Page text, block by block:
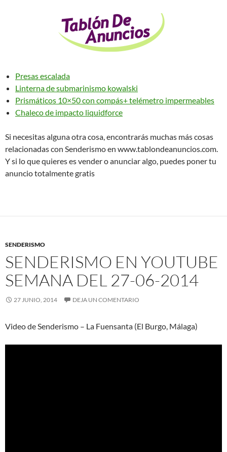
Presas escalada
Linterna de submarinismo kowalski
Prismáticos 10×50 con compás+ telémetro impermeables
Chaleco de impacto liquidforce
Si necesitas alguna otra cosa, encontrarás muchas más cosas
relacionadas con Senderismo en www.tablondeanuncios.com.
Y si lo que quieres es vender o anunciar algo, puedes poner tu
anuncio totalmente gratis
SENDERISMO
SENDERISMO EN YOUTUBE
SEMANA DEL 27-06-2014
27 JUNIO, 2014 DEJA UN COMENTARIO
Video de Senderismo – La Fuensanta (El Burgo, Málaga)